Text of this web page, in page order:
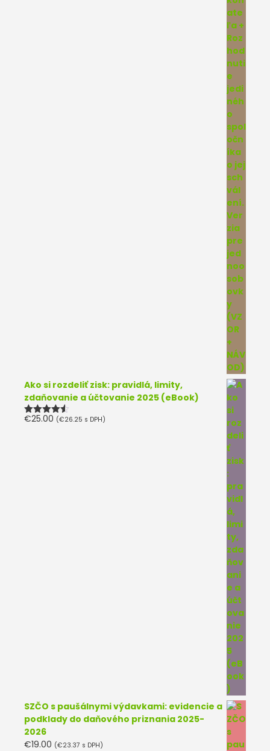
Ako si rozdeliť zisk: pravidlá, limity,
zdaňovanie a účtovanie 2025 (eBook)
Hodnotenie
€25.00 (€26.25 s DPH)
SZČO s paušálnymi výdavkami: evidencie a
podklady do daňového priznania 2025-
2026
€19.00 (€23.37 s DPH)